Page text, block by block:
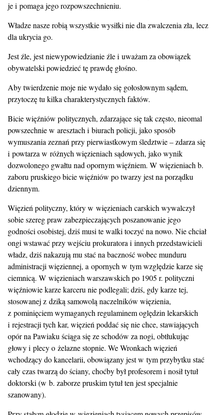
je i pomaga jego rozpowszechnieniu.
Władze nasze robią wszystkie wysiłki nie dla zwalczenia zła, lecz
dla ukrycia go.
Jest źle, jest niewypowiedzianie źle i uważam za obowiązek
obywatelski powiedzieć tę prawdę głośno.
Aby twierdzenie moje nie wydało się gołosłownym sądem,
przytoczę tu kilka charakterystycznych faktów.
Bicie więźniów politycznych, zdarzające się tak często, nieomal
powszechnie w aresztach i biurach policji, jako sposób
wymuszania zeznań przy pierwiastkowym śledztwie – zdarza się
i powtarza w różnych więzieniach sądowych, jako wynik
dozwolonego gwałtu nad opornym więźniem. W więzieniach b.
zaboru pruskiego bicie więźniów po twarzy jest na porządku
dziennym.
Więzień polityczny, który w więzieniach carskich wywalczył
sobie szereg praw zabezpieczających poszanowanie jego
godności osobistej, dziś musi te walki toczyć na nowo. Nie chciał
ongi wstawać przy wejściu prokuratora i innych przedstawicieli
władz, dziś nakazują mu stać na baczność wobec munduru
administracji więziennej, a opornych w tym względzie karze się
ciemnicą. W więzieniach warszawskich po 1905 r. polityczni
więźniowie karze karceru nie podlegali; dziś, gdy karze tej,
stosowanej z dziką samowolą naczelników więzienia,
z pominięciem wymaganych regulaminem oględzin lekarskich
i rejestracji tych kar, więzień poddać się nie chce, stawiających
opór na Pawiaku ściąga się ze schodów za nogi, obtłukując
głowy i plecy o żelazne stopnie. We Wronkach więzień
wchodzący do kancelarii, obowiązany jest w tym przybytku stać
cały czas twarzą do ściany, choćby był profesorem i nosił tytuł
doktorski (w b. zaborze pruskim tytuł ten jest specjalnie
szanowany).